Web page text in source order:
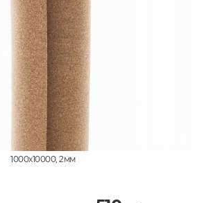
1000x10000, 2мм